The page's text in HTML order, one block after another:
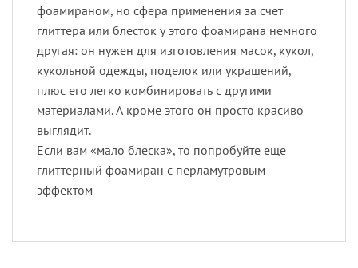
фоамираном, но сфера применения за счет
глиттера или блесток у этого фоамирана немного
другая: он нужен для изготовления масок, кукол,
кукольной одежды, поделок или украшений,
плюс его легко комбинировать с другими
материалами. А кроме этого он просто красиво
выглядит.
Если вам «мало блеска», то попробуйте еще
глиттерный фоамиран с перламутровым
эффектом